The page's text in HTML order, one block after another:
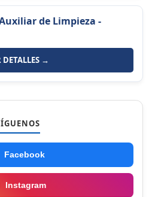
de Limpieza -
DETALLES →
Facebook
Instagram